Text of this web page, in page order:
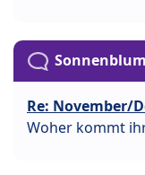
Re: November/
Woher kommt